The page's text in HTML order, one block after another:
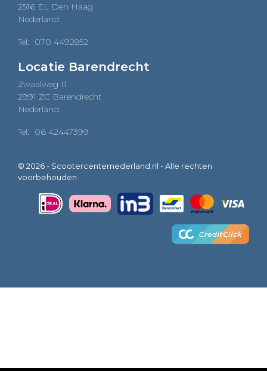
2516 EL Den Haag
Nederland
Tel: 070 4492852
Locatie Barendrecht
Zwaalweg 11
2991 ZC Barendrecht
Nederland
Tel: 06 42447399
© 2026 - Scootercenternederland.nl - Alle rechten
voorbehouden